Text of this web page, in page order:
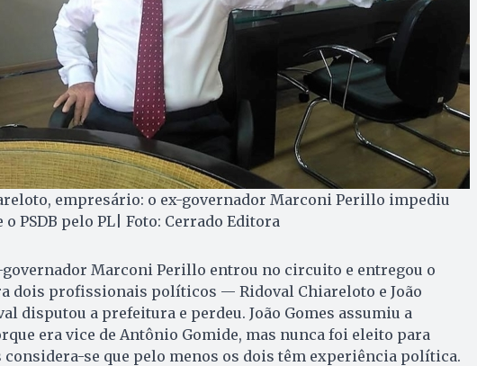
empresário: o ex-governador Marconi Perillo impediu
o PSDB pelo PL| Foto: Cerrado Editora
governador Marconi Perillo entrou no circuito e entregou o
dois profissionais políticos — Ridoval Chiareloto e João
disputou a prefeitura e perdeu. João Gomes assumiu a
era vice de Antônio Gomide, mas nunca foi eleito para
considera-se que pelo menos os dois têm experiência política.